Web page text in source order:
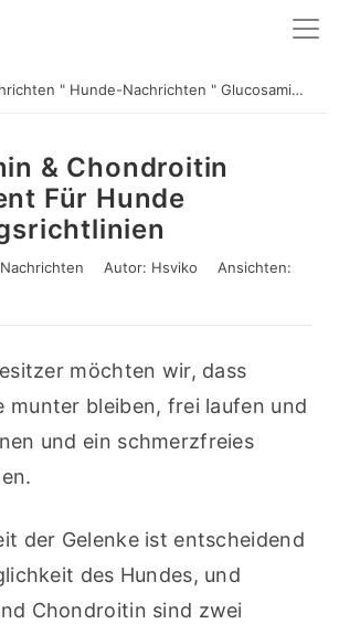
" Hunde-Nachrichten " Glucosamin & Chondroitin Supplement für Hunde Dosierungsrichtlinien
& Chondroitin
Für Hunde
Autor: Hsviko
Ansichten:
möchten wir, dass
munter bleiben, frei laufen und
und ein schmerzfreies
der Gelenke ist entscheidend
des Hundes, und
Chondroitin sind zwei